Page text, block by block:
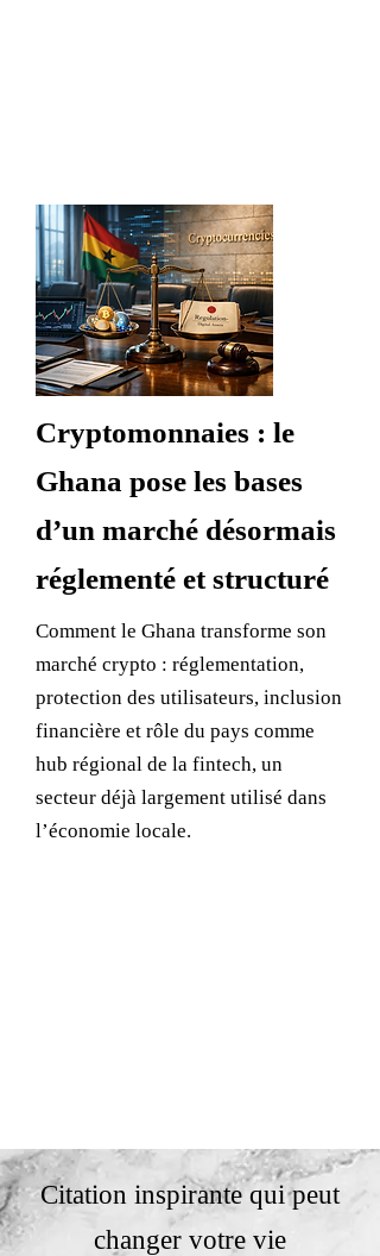
Cryptomonnaies : le
Ghana pose les bases
d’un marché désormais
réglementé et structuré
Comment le Ghana transforme son
marché crypto : réglementation,
protection des utilisateurs, inclusion
financière et rôle du pays comme
hub régional de la fintech, un
secteur déjà largement utilisé dans
l’économie locale.
Citation inspirante qui peut
changer votre vie